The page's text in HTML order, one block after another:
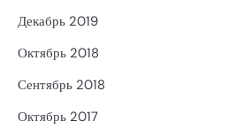
Декабрь 2019
Октябрь 2018
Сентябрь 2018
Октябрь 2017